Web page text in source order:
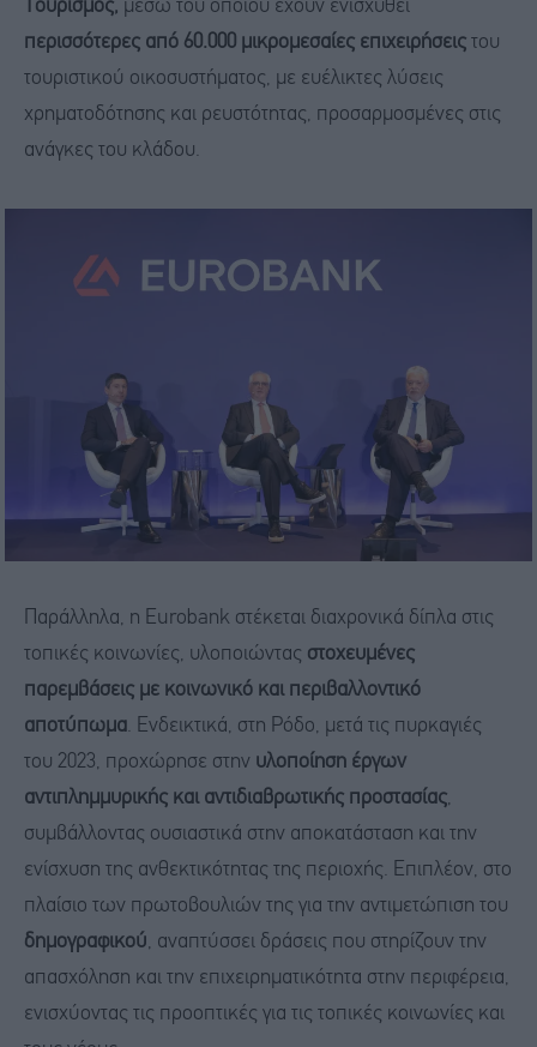
Τουρισμός, μέσω του οποίου έχουν ενισχυθεί
περισσότερες από 60.000 μικρομεσαίες επιχειρήσεις του
τουριστικού οικοσυστήματος, με ευέλικτες λύσεις
χρηματοδότησης και ρευστότητας, προσαρμοσμένες στις
ανάγκες του κλάδου.
Παράλληλα, η Eurobank στέκεται διαχρονικά δίπλα στις
τοπικές κοινωνίες, υλοποιώντας στοχευμένες
παρεμβάσεις με κοινωνικό και περιβαλλοντικό
αποτύπωμα. Ενδεικτικά, στη Ρόδο, μετά τις πυρκαγιές
του 2023, προχώρησε στην υλοποίηση έργων
αντιπλημμυρικής και αντιδιαβρωτικής προστασίας,
συμβάλλοντας ουσιαστικά στην αποκατάσταση και την
ενίσχυση της ανθεκτικότητας της περιοχής. Επιπλέον, στο
πλαίσιο των πρωτοβουλιών της για την αντιμετώπιση του
δημογραφικού, αναπτύσσει δράσεις που στηρίζουν την
απασχόληση και την επιχειρηματικότητα στην περιφέρεια,
ενισχύοντας τις προοπτικές για τις τοπικές κοινωνίες και